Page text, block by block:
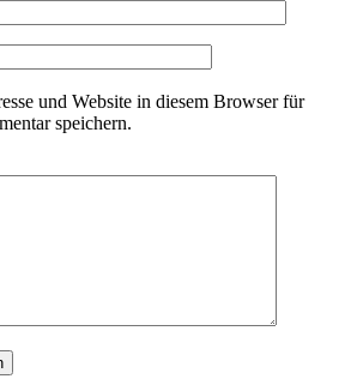
und Website in diesem Browser für
speichern.